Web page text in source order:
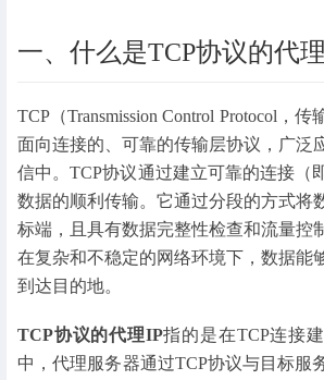
一、什么是TCP协议的代
TCP（Transmission Control Protocol，
面向连接的、可靠的传输层协议，广泛
信中。TCP协议通过建立可靠的连接（
数据的顺利传输。它通过分段的方式将
标端，且具有数据完整性检查和流量控
在复杂和不稳定的网络环境下，数据能
到达目的地。
TCP协议的代理IP指的是在TCP连接
中，代理服务器通过TCP协议与目标服